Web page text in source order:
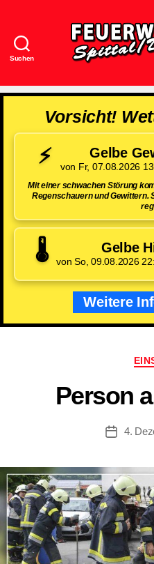
Suchen
Vorsicht!
⚡ Gelbe
von Fr, 07.08.2026
Mit einer schwachen Störung
Regenschauern und Gewittern.
🌡️ Gelbe
von So, 09.08.2026
Weitere
Person
4.